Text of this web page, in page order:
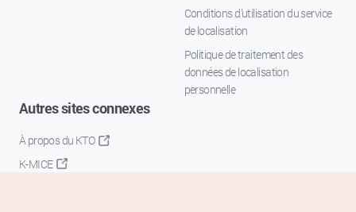
Conditions d’utilisation du service
de localisation
Politique de traitement des
données de localisation
personnelle
Autres sites connexes
À propos du KTO
K-MICE